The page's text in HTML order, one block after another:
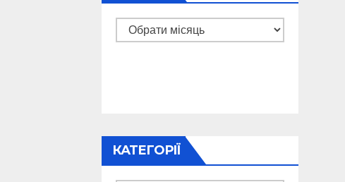
Архіви
КАТЕГОРІЇ